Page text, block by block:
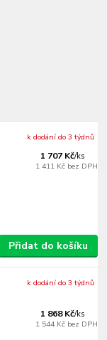
1 707 Kč/ks
1 411 Kč bez DPH
k dodání do 3 týdnů
Přidat do košíku
1 868 Kč/ks
1 544 Kč bez DPH
k dodání do 3 týdnů